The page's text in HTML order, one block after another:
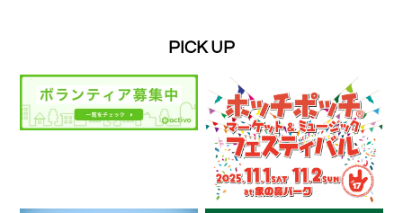
PICK UP